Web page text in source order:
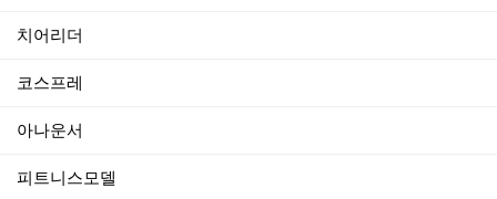
치어리더
코스프레
아나운서
피트니스모델